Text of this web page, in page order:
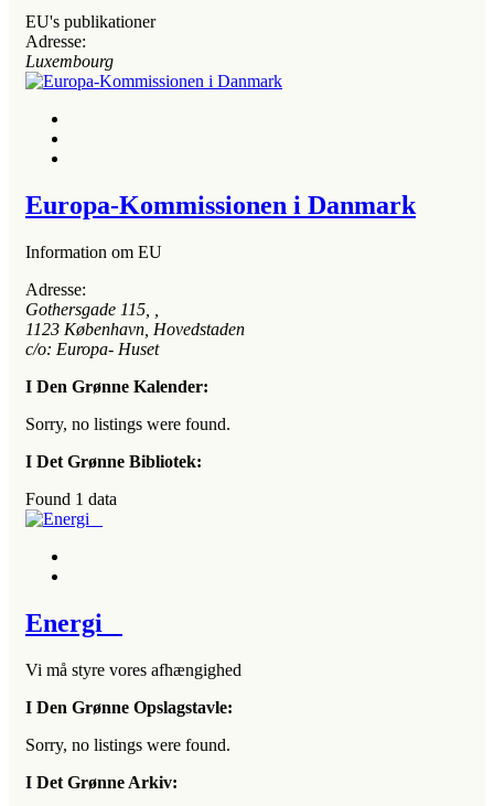
EU's publikationer
Adresse:
Luxembourg
Europa-Kommissionen i Danmark
Information om EU
Adresse:
Gothersgade 115
1123 København, Hovedstaden
c/o: Europa- Huset
I Den Grønne Kalender:
Sorry, no listings were found.
I Det Grønne Bibliotek:
Found 1 data
Energi
Vi må styre vores afhængighed
I Den Grønne Opslagstavle:
Sorry, no listings were found.
I Det Grønne Arkiv: